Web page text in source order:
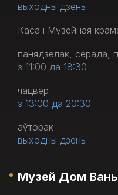
выходны дзень
Каса і Музейная
панядзелак, серада,
з 11:00 да 18:30
чацвер
з 13:00 да 20:30
аўторак
выходны дзень
Музей Дом